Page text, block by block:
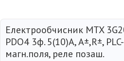
Електрообчисник MTX
PDO4 3ф. 5(10)А, A±,R±,
магн.поля, реле позаш.